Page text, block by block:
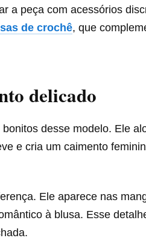
a peça com acessórios
de crochê, que
delicado
desse modelo. Ele
e cria um caimento
Ele aparece nas
à blusa. Esse